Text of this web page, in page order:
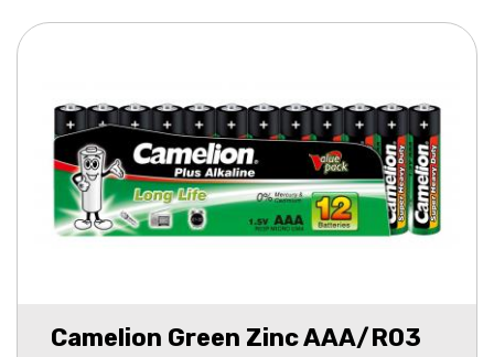
Camelion Green Zinc AAA/R03